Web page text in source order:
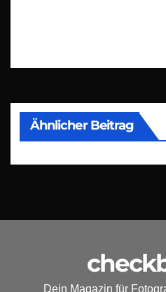
Ähnlicher Beitrag
Dein Magazin für